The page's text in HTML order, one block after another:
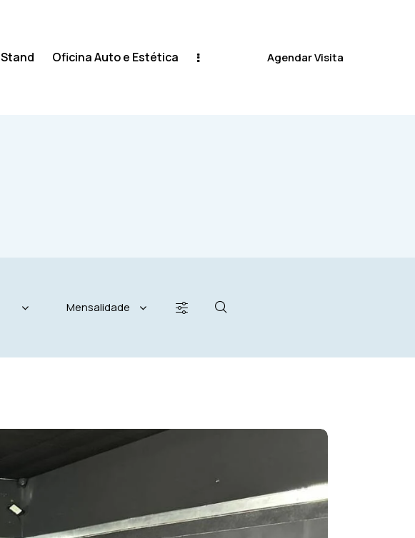
Stand Oficina Auto e Estética Agendar Visita
Assistente de Estacionamento
Automático (6)
Cruise Control (35)